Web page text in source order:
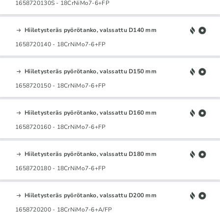
1658720130S - 18CrNiMo7-6+FP
Hiiletysteräs pyörötanko, valssattu D140 mm
1658720140 - 18CrNiMo7-6+FP
Hiiletysteräs pyörötanko, valssattu D150 mm
1658720150 - 18CrNiMo7-6+FP
Hiiletysteräs pyörötanko, valssattu D160 mm
1658720160 - 18CrNiMo7-6+FP
Hiiletysteräs pyörötanko, valssattu D180 mm
1658720180 - 18CrNiMo7-6+FP
Hiiletysteräs pyörötanko, valssattu D200 mm
1658720200 - 18CrNiMo7-6+A/FP